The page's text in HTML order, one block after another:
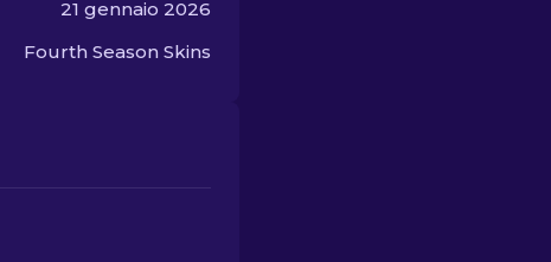
21 gennaio 2026
Fourth Season Skins